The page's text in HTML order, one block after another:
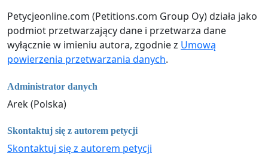
Petycjeonline.com (Petitions.com Group Oy) działa jako
podmiot przetwarzający dane i przetwarza dane
wyłącznie w imieniu autora, zgodnie z Umową
powierzenia przetwarzania danych.
Administrator danych
Arek (Polska)
Skontaktuj się z autorem petycji
Skontaktuj się z autorem petycji